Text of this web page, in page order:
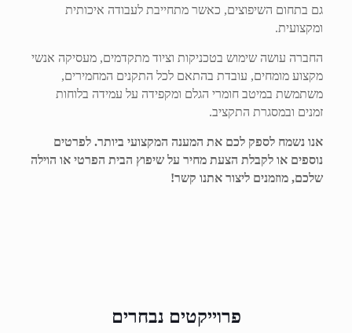
גם בתחום השיפוצים, כאשר מתחייבת לעבודה איכותית
ומקצועית.
החברה עושה שימוש בטכניקות וציוד מתקדמים, מעסיקה אנשי
מקצוע מומחים, עובדת בהתאם לכל התקנים המחמירים,
משתמשת במיטב חומרי הגלם ומקפידה על עמידה בלוחות
זמנים ובמסגרת התקציב.
אנו נשמח לספק לכם את המענה המקצועי ביותר. לפרטים
נוספים או לקבלת הצעת מחיר על שיפוץ הבית הפרטי או הוילה
שלכם, מוזמנים ליצור אתנו קשר!
פרוייקטים נבחרים